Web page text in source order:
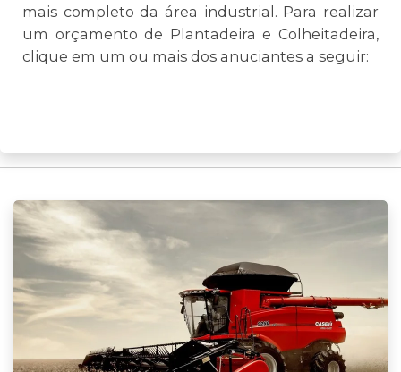
mais completo da área industrial. Para realizar
um orçamento de Plantadeira e Colheitadeira,
clique em um ou mais dos anuciantes a seguir: